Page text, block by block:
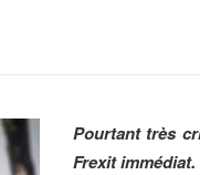
Pourtant très
Frexit